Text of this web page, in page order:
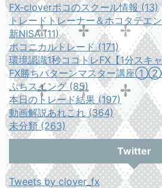
FX-cloverポコのスクール情報 (13)
トレードトレーナー＆ホコタテエ
新NISA (11)
ポコニカルトレード (171)
環境認識1秒ココトレFX【1分スキ
FX勝ちパターンマスター講座
ぷちスイング (85)
本日のトレード結果 (197)
動画解説あれこれ (364)
未分類 (263)
Twitter
Tweets by clover_fx